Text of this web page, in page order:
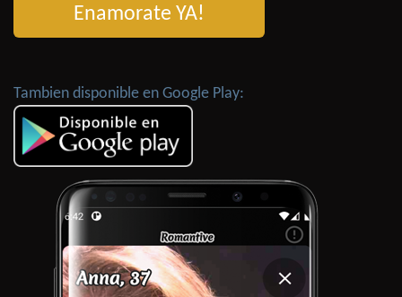
Enamorate YA!
Tambien disponible en Google Play: